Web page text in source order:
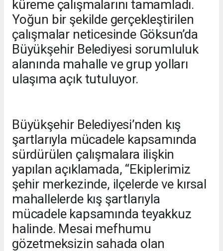
küreme çalışmalarını tamamladı.
Yoğun bir şekilde gerçekleştirilen
çalışmalar neticesinde Göksun’da
Büyükşehir Belediyesi sorumluluk
alanında mahalle ve grup yolları
ulaşıma açık tutuluyor.
Büyükşehir Belediyesi’nden kış
şartlarıyla mücadele kapsamında
sürdürülen çalışmalara ilişkin
yapılan açıklamada, “Ekiplerimiz
şehir merkezinde, ilçelerde ve kırsal
mahallelerde kış şartlarıyla
mücadele kapsamında teyakkuz
halinde. Mesai mefhumu
gözetmeksizin sahada olan